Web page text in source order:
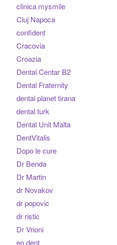
clinica mysmile
Cluj Napoca
confident
Cracovia
Croazia
Dental Centar B2
Dental Fraternity
dental planet tirana
dental turk
Dental Unit Malta
DentVitalis
Dopo le cure
Dr Benda
Dr Martin
dr Novakov
dr popovic
dr ristic
Dr Vrioni
eo dent